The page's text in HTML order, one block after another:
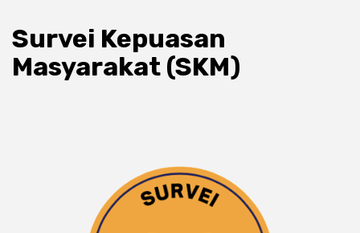
Survei Kepuasan
Masyarakat (SKM)